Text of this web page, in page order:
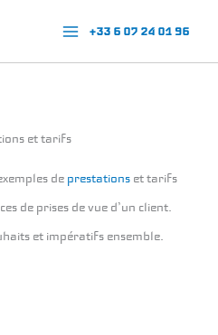
+33 6 07 24 01 96
et tarifs
de prestations et tarifs
de prises de vue d’un client.
et impératifs ensemble.